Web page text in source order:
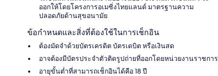
ออกให้โดยโครงการอเมซิ่งไทยแลนด์ มาตรฐานความ
ปลอดภัยด้านสุขอนามัย
ข้อกำหนดและสิ่งที่ต้องใช้ในการเช็กอิน
ต้องมัดจำด้วยบัตรเครดิต บัตรเดบิต หรือเงินสด
อาจต้องมีบัตรประจำตัวติดรูปถ่ายที่ออกโดยหน่วยงานราชการ
อายุขั้นต่ำที่สามารถเช็กอินได้คือ 18 ปี